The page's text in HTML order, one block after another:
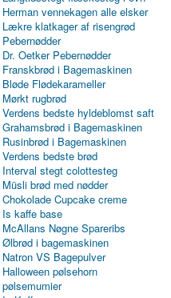
Herman vennekagen alle elsker
Lækre klatkager af risengrød
Pebernødder
Dr. Oetker Pebernødder
Franskbrød i Bagemaskinen
Bløde Flødekarameller
Mørkt rugbrød
Verdens bedste hyldeblomst saft
Grahamsbrød i Bagemaskinen
Rusinbrød i Bagemaskinen
Verdens bedste brød
Interval stegt colottesteg
Müsli brød med nødder
Chokolade Cupcake creme
Is kaffe base
McAllans Nøgne Spareribs
Ølbrød i bagemaskinen
Natron VS Bagepulver
Halloween pølsehorn
pølsemumier